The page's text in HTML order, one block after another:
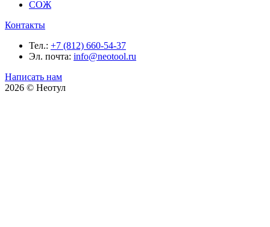
СОЖ
Контакты
Тел.: +7 (812) 660-54-37
Эл. почта: info@neotool.ru
Написать нам
2026 © Неотул